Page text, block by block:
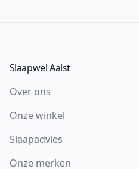
Slaapwel Aalst
Over ons
Onze winkel
Slaapadvies
Onze merken